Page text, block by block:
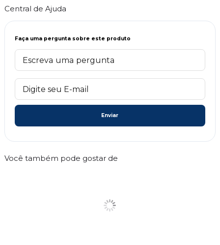
Central de Ajuda
Faça uma pergunta sobre este produto
Enviar
Você também pode gostar de